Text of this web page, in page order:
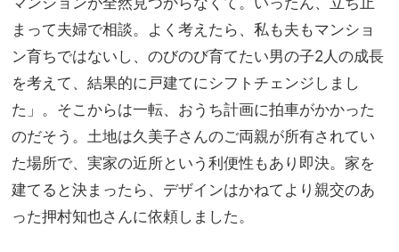
まって夫婦で相談。よく考えたら、私も夫もマンショ
ン育ちではないし、のびのび育てたい男の子2人の成長
を考えて、結果的に戸建てにシフトチェンジしまし
た」。そこからは一転、おうち計画に拍車がかかった
のだそう。土地は久美子さんのご両親が所有されてい
た場所で、実家の近所という利便性もあり即決。家を
建てると決まったら、デザインはかねてより親交のあ
った押村知也さんに依頼しました。